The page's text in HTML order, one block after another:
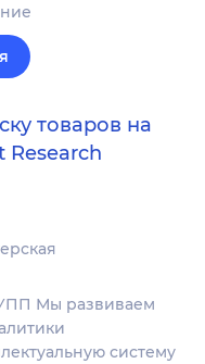
товаров на
Research
Мы развиваем
систему